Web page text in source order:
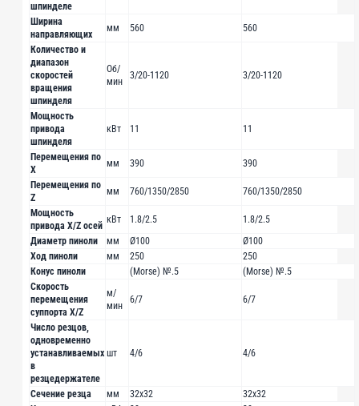
шпинделе
Ширина
направляющих
мм 560
560
Количество и
диапазон
скоростей
вращения
шпинделя
Об/
мин
3/20-1120 3/20-1120
Мощность
привода
шпинделя
кВт 11 11
Перемещения по
X
мм 390
390
Перемещения по
Z
мм 760/1350/2850
760/1350/2850
Мощность
привода X/Z осей
кВт 1.8/2.5
1.8/2.5
Диаметр пиноли
мм Ø100
Ø100
Ход пиноли
мм 250
250
Конус пиноли
(Morse) №.5
(Morse) №.5
Скорость
перемещения
суппорта X/Z
м/
мин
6/7 6/7
Число резцов,
одновременно
устанавливаемых
в
резцедержателе
шт 4/6 4/6
Сечение резца мм 32х32
32х32